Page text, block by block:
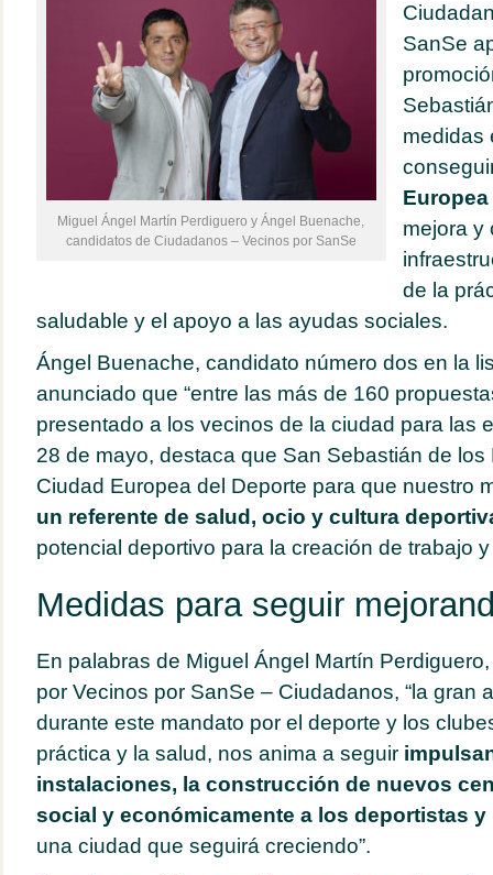
Miguel Ángel Martín Perdiguero y Ángel Buenache,
candidatos de Ciudadanos – Vecinos por SanSe
SanSe
medidas
mejora y
de la
saludable y el apoyo a las ayudas sociales.
Ángel Buenache, candidato número dos en la
anunciado que “entre las más de 160
presentado a los vecinos de la ciudad para las
28 de mayo, destaca que San Sebastián de
Ciudad Europea del Deporte para que nuestro
un referente de salud, ocio y cultura
potencial deportivo para la creación de trabajo y
Medidas para seguir
En palabras de Miguel Ángel Martín
por Vecinos por SanSe – Ciudadanos, “la gran
durante este mandato por el deporte y los
práctica y la salud, nos anima a seguir
instalaciones, la construcción de nuevos
social y económicamente a los deportistas
una ciudad que seguirá creciendo”.